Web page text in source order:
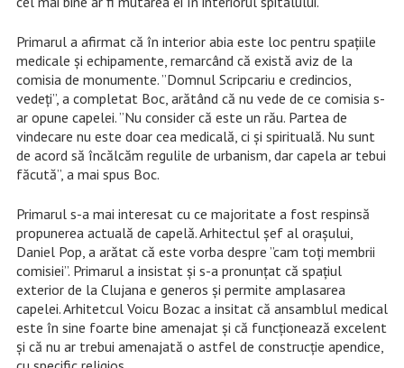
Primarul a afirmat că în interior abia este loc pentru spațiile
medicale și echipamente, remarcând că există aviz de la
comisia de monumente. ”Domnul Scripcariu e credincios,
vedeți”, a completat Boc, arătând că nu vede de ce comisia s-
ar opune capelei. ”Nu consider că este un rău. Partea de
vindecare nu este doar cea medicală, ci și spirituală. Nu sunt
de acord să încălcăm regulile de urbanism, dar capela ar tebui
făcută”, a mai spus Boc.
Primarul s-a mai interesat cu ce majoritate a fost respinsă
propunerea actuală de capelă. Arhitectul șef al orașului,
Daniel Pop, a arătat că este vorba despre ”cam toți membrii
comisiei”. Primarul a insistat și s-a pronunțat că spațiul
exterior de la Clujana e generos și permite amplasarea
capelei. Arhitetcul Voicu Bozac a insitat că ansamblul medical
este în sine foarte bine amenajat și că funcționează excelent
și că nu ar trebui amenajată o astfel de construcție apendice,